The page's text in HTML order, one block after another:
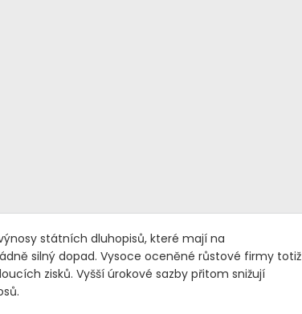
státních dluhopisů, které mají na
silný dopad. Vysoce oceněné růstové firmy totiž
zisků. Vyšší úrokové sazby přitom snižují